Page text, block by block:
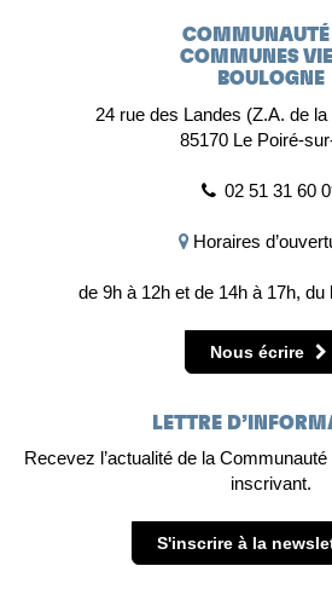
COMMUNAUTÉ
COMMUNES
BOULOGNE
24 rue des Landes (Z.A. de
85170 Le Poiré-
02 51 31 60
Horaires
de 9h à 12h et de 14h à 17h, du
Nous écrire
LETTRE
Recevez l’actualité de la
inscrivant.
S'inscrire à la